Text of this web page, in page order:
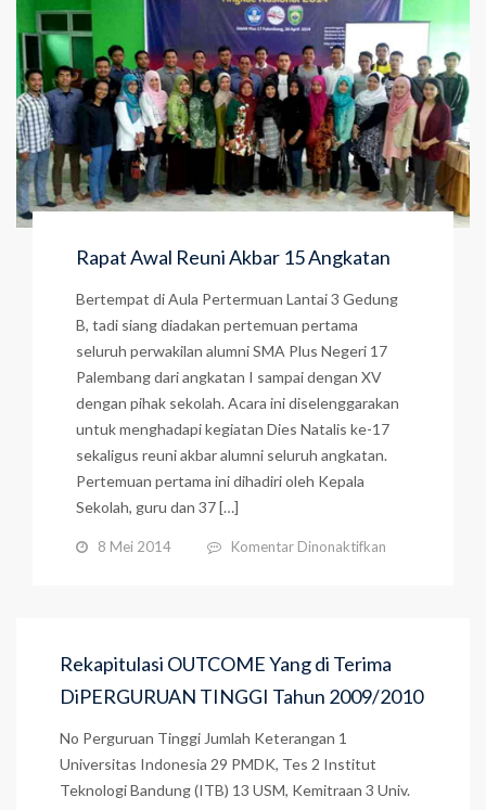
Rapat Awal Reuni Akbar 15 Angkatan
Bertempat di Aula Pertermuan Lantai 3 Gedung
B, tadi siang diadakan pertemuan pertama
seluruh perwakilan alumni SMA Plus Negeri 17
Palembang dari angkatan I sampai dengan XV
dengan pihak sekolah. Acara ini diselenggarakan
untuk menghadapi kegiatan Dies Natalis ke-17
sekaligus reuni akbar alumni seluruh angkatan.
Pertemuan pertama ini dihadiri oleh Kepala
Sekolah, guru dan 37 […]
8 Mei 2014 Komentar Dinonaktifkan
Angkatan
Rekapitulasi OUTCOME Yang di Terima
DiPERGURUAN TINGGI Tahun 2009/2010
No Perguruan Tinggi Jumlah Keterangan 1
Universitas Indonesia 29 PMDK, Tes 2 Institut
Teknologi Bandung (ITB) 13 USM, Kemitraan 3 Univ.